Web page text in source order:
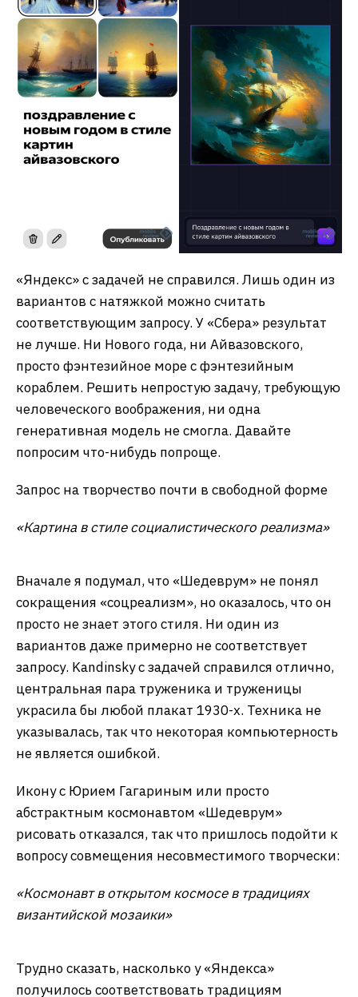
«Яндекс» с задачей не справился. Лишь один из
вариантов с натяжкой можно считать
соответствующим запросу. У «Сбера» результат
не лучше. Ни Нового года, ни Айвазовского,
просто фэнтезийное море с фэнтезийным
кораблем. Решить непростую задачу, требующую
человеческого воображения, ни одна
генеративная модель не смогла. Давайте
попросим что-нибудь попроще.
Запрос на творчество почти в свободной форме
«Картина в стиле социалистического реализма»
просто не знает этого стиля. Ни один из